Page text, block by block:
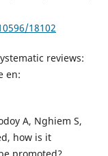
18102
reviews:
en:
A, Nghiem S,
how is it